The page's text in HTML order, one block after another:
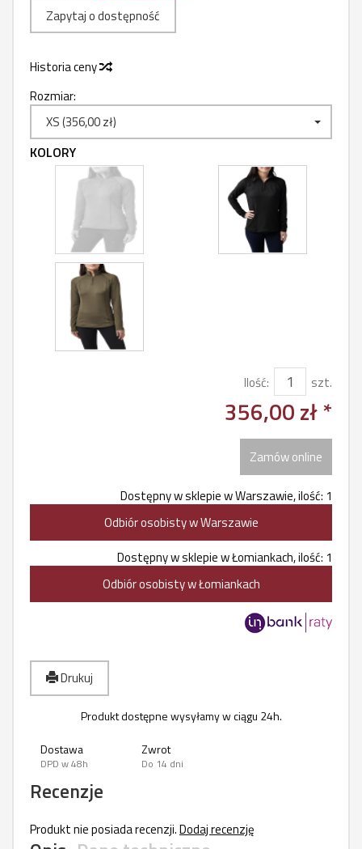
Zapytaj o dostępność
Historia ceny
Rozmiar:
XS (356,00 zł)
KOLORY
Ilość: szt.
356,00 zł *
Zamów online
Dostępny w sklepie w Warszawie, ilość: 1
Odbiór osobisty w Warszawie
Dostępny w sklepie w Łomiankach, ilość: 1
Odbiór osobisty w Łomiankach
Drukuj
Produkt dostępne wysyłamy w ciągu 24h.
Dostawa
DPD w 48h
Zwrot
Do 14 dni
Recenzje
Produkt nie posiada recenzji.Dodaj recenzję